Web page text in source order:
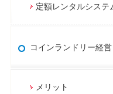
定額レンタルシステ
コインランドリー経営
メリット